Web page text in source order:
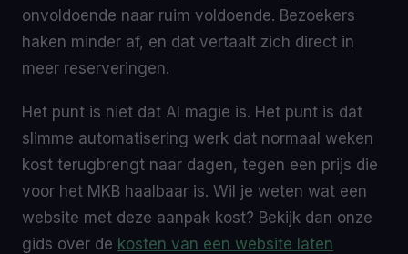
onvoldoende naar ruim voldoende. Bezoekers
haken minder af, en dat vertaalt zich direct in
meer reserveringen.
Het punt is niet dat AI magie is. Het punt is dat
slimme automatisering werk dat normaal weken
kost terugbrengt naar dagen, tegen een prijs die
voor het MKB haalbaar is. Wil je weten wat een
website met deze aanpak kost? Bekijk dan onze
gids over de kosten van een website laten